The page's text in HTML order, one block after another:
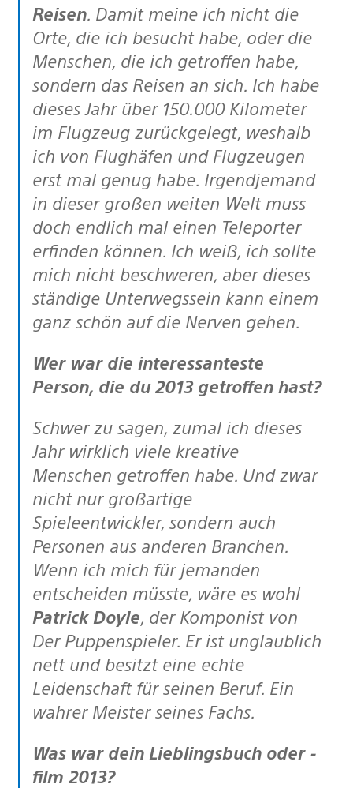
Reisen. Damit meine ich nicht die
Orte, die ich besucht habe, oder die
Menschen, die ich getroffen habe,
sondern das Reisen an sich. Ich habe
dieses Jahr über 150.000 Kilometer
im Flugzeug zurückgelegt, weshalb
ich von Flughäfen und Flugzeugen
erst mal genug habe. Irgendjemand
in dieser großen weiten Welt muss
doch endlich mal einen Teleporter
erfinden können. Ich weiß, ich sollte
mich nicht beschweren, aber dieses
ständige Unterwegssein kann einem
ganz schön auf die Nerven gehen.
Wer war die interessanteste
Person, die du 2013 getroffen hast?
Schwer zu sagen, zumal ich dieses
Jahr wirklich viele kreative
Menschen getroffen habe. Und zwar
nicht nur großartige
Spieleentwickler, sondern auch
Personen aus anderen Branchen.
Wenn ich mich für jemanden
entscheiden müsste, wäre es wohl
Patrick Doyle, der Komponist von
Der Puppenspieler. Er ist unglaublich
nett und besitzt eine echte
Leidenschaft für seinen Beruf. Ein
wahrer Meister seines Fachs.
Was war dein Lieblingsbuch oder -
film 2013?